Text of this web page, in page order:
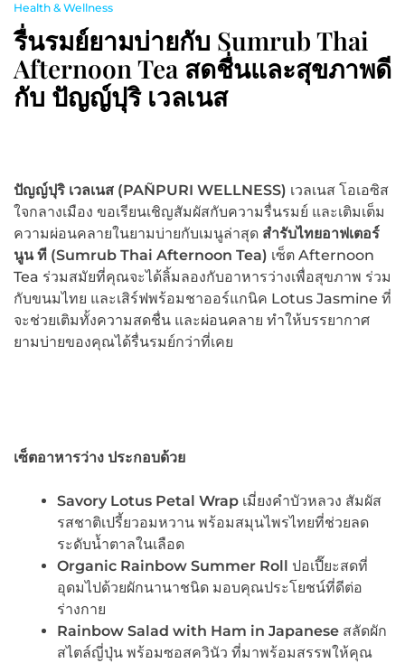
Health & Wellness
รื่นรมย์ยามบ่ายกับ Sumrub Thai
Afternoon Tea สดชื่นและสุขภาพดี
กับ ปัญญ์ปุริ เวลเนส
ปัญญ์ปุริ เวลเนส (PAÑPURI WELLNESS) เวลเนส โอเอซิส
ใจกลางเมือง ขอเรียนเชิญสัมผัสกับความรื่นรมย์ และเติมเต็ม
ความผ่อนคลายในยามบ่ายกับเมนูล่าสุด สำรับไทยอาฟเตอร์
นูน ที (Sumrub Thai Afternoon Tea) เซ็ต Afternoon
Tea ร่วมสมัยที่คุณจะได้ลิ้มลองกับอาหารว่างเพื่อสุขภาพ ร่วม
กับขนมไทย และเสิร์ฟพร้อมชาออร์แกนิค Lotus Jasmine ที่
จะช่วยเติมทั้งความสดชื่น และผ่อนคลาย ทำให้บรรยากาศ
ยามบ่ายของคุณได้รื่นรมย์กว่าที่เคย
เซ็ตอาหารว่าง ประกอบด้วย
Savory Lotus Petal Wrap เมี่ยงคำบัวหลวง สัมผัส
รสชาติเปรี้ยวอมหวาน พร้อมสมุนไพรไทยที่ช่วยลด
ระดับน้ำตาลในเลือด
Organic Rainbow Summer Roll ปอเปี๊ยะสดที่
อุดมไปด้วยผักนานาชนิด มอบคุณประโยชน์ที่ดีต่อ
ร่างกาย
Rainbow Salad with Ham in Japanese สลัดผัก
สไตล์ญี่ปุ่น พร้อมซอสควินัว ที่มาพร้อมสรรพให้คุณ